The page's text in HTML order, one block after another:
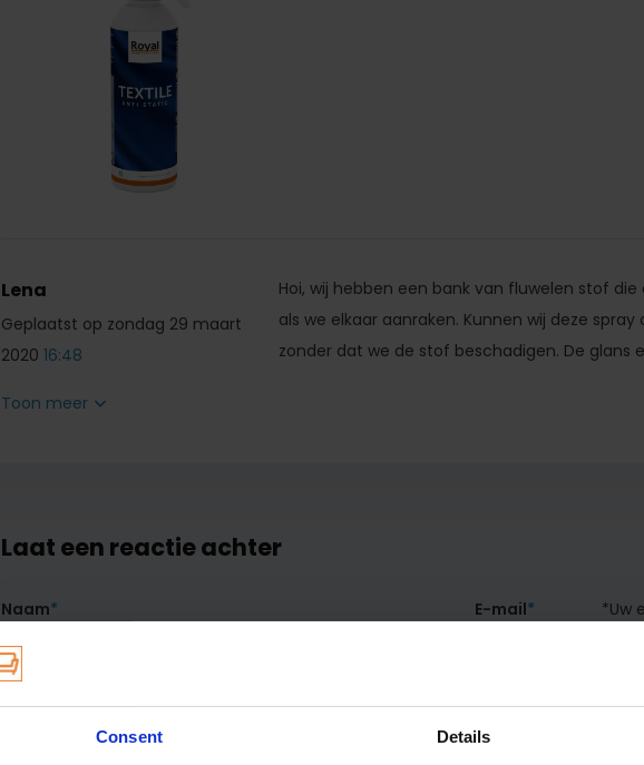
Consent Details
Lena
Geplaatst op zondag 29 maart
202016:48
Hoi, wij hebben een bank van fluwelen stof
als we elkaar aanraken. Kunnen wij deze
zonder dat we de stof beschadigen. De glans
Toon meer
Laat een reactie achter
Naam* E-mail* *Uw
Opmerking*